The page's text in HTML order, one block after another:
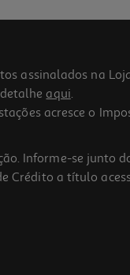
assinalados na
aqui.
acresce o
Informe-se junto
Crédito a título